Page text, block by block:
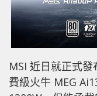
MSI 近日就正式
費級火牛 MEG